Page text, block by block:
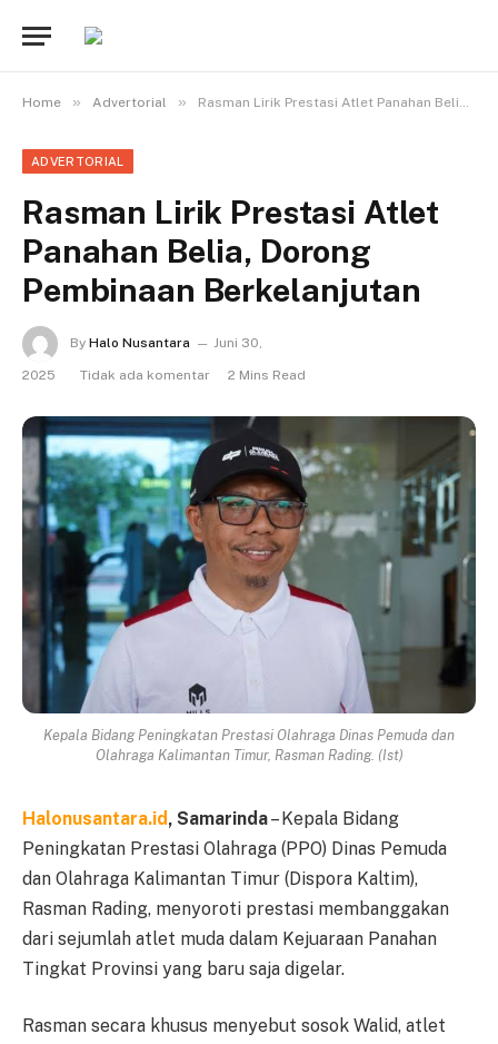
Home » Advertorial » Rasman Lirik Prestasi Atlet Panahan Belia, Dorong Pembinaan Berkelanjutan
ADVERTORIAL
Rasman Lirik Prestasi Atlet
Panahan Belia, Dorong
Pembinaan Berkelanjutan
By Halo Nusantara Juni 30,
2025 Tidak ada komentar 2 Mins Read
Kepala Bidang Peningkatan Prestasi Olahraga Dinas Pemuda dan
Olahraga Kalimantan Timur, Rasman Rading. (Ist)
Halonusantara.id, Samarinda– Kepala Bidang
Peningkatan Prestasi Olahraga (PPO) Dinas Pemuda
dan Olahraga Kalimantan Timur (Dispora Kaltim),
Rasman Rading, menyoroti prestasi membanggakan
dari sejumlah atlet muda dalam Kejuaraan Panahan
Tingkat Provinsi yang baru saja digelar.
Rasman secara khusus menyebut sosok Walid, atlet